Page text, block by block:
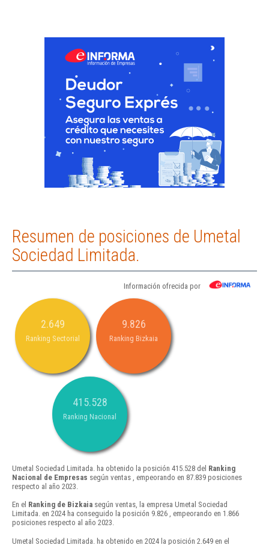
Resumen de posiciones de Umetal
Sociedad Limitada.
Información ofrecida por
2.649
Ranking Sectorial
9.826
Ranking Bizkaia
415.528
Ranking Nacional
Umetal Sociedad Limitada. ha obtenido la posición 415.528 del Ranking
Nacional de Empresas según ventas , empeorando en 87.839 posiciones
respecto al año 2023.
En el Ranking de Bizkaia según ventas, la empresa Umetal Sociedad
Limitada. en 2024 ha conseguido la posición 9.826 , empeorando en 1.866
posiciones respecto al año 2023.
Umetal Sociedad Limitada. ha obtenido en 2024 la posición 2.649 en el